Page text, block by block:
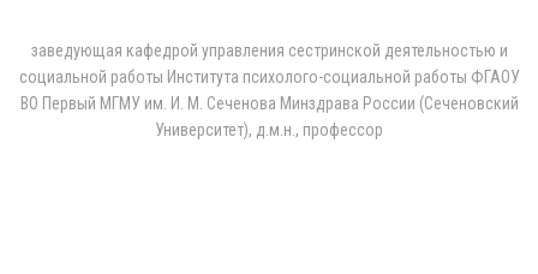
заведующая кафедрой управления сестринской деятельностью и
социальной работы Института психолого-социальной работы ФГАОУ
ВО Первый МГМУ им. И. М. Сеченова Минздрава России (Сеченовский
Университет), д.м.н., профессор